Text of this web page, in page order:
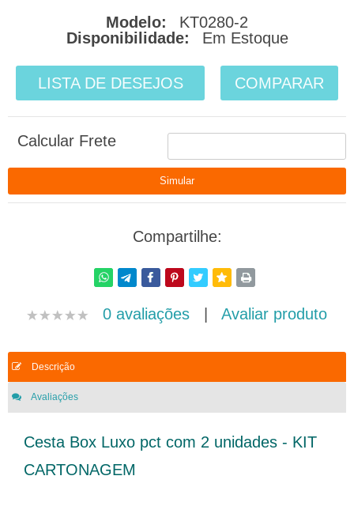
Modelo:
KT0280-2
Disponibilidade:
Em Estoque
LISTA DE DESEJOS COMPARAR
Calcular Frete
Compartilhe:
0 avaliações | Avaliar produto
Descrição
Avaliações
Cesta Box Luxo pct com 2 unidades - KIT
CARTONAGEM